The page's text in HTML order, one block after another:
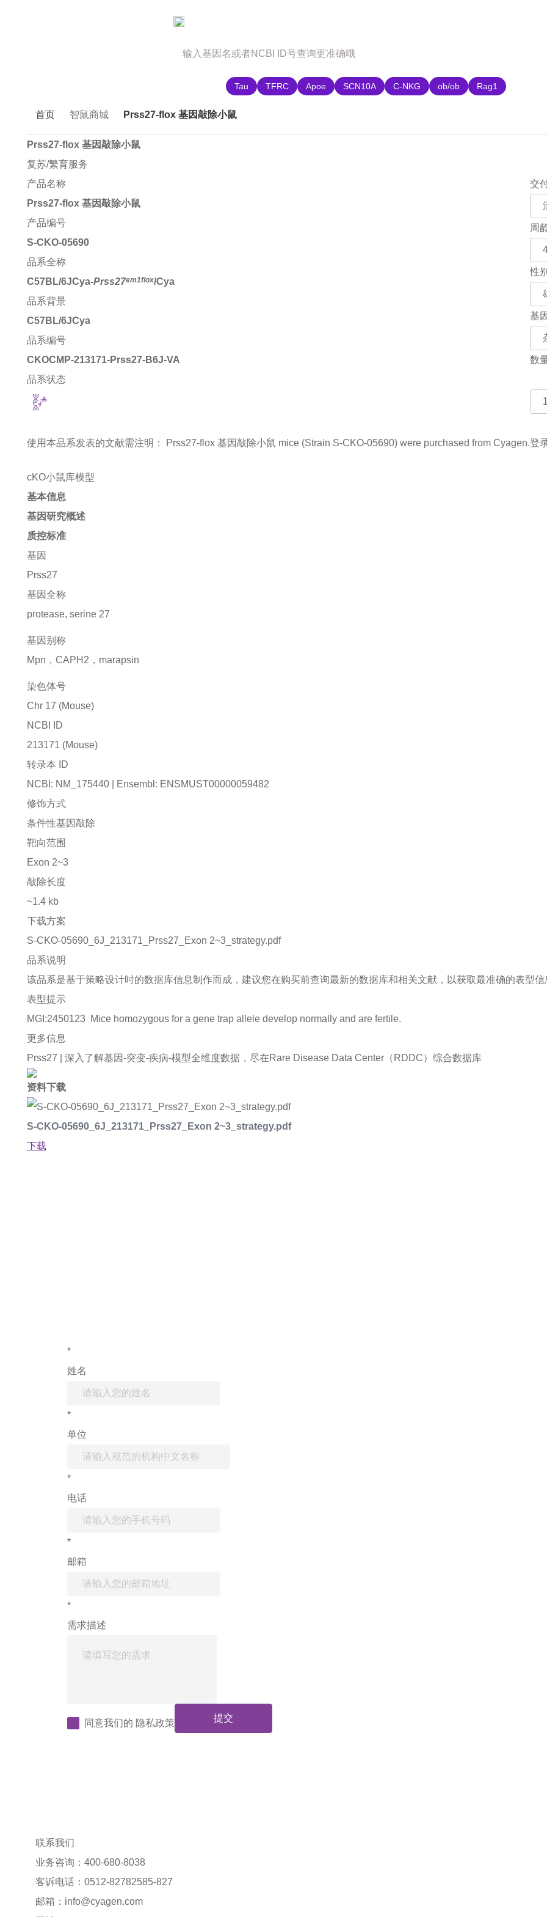
Tau TFRC Apoe SCN10A C-NKG ob/ob Rag1
首页 智鼠商城 Prss27-flox 基因敲除小鼠
Prss27-flox 基因敲除小鼠
复苏/繁育服务
产品名称
Prss27-flox 基因敲除小鼠
产品编号
S-CKO-05690
品系全称
C57BL/6JCya-Prss27em1flox/Cya
品系背景
C57BL/6JCya
品系编号
CKOCMP-213171-Prss27-B6J-VA
品系状态
使用本品系发表的文献需注明： Prss27-flox 基因敲除小鼠 mice (Strain S-CKO-05690) were purchased from Cyagen.
交
周
性
基
数
登
cKO小鼠库模型
基本信息
基因研究概述
质控标准
基因
Prss27
基因全称
protease, serine 27
基因别称
Mpn，CAPH2，marapsin
染色体号
Chr 17 (Mouse)
NCBI ID
213171 (Mouse)
转录本 ID
NCBI: NM_175440 | Ensembl: ENSMUST00000059482
修饰方式
条件性基因敲除
靶向范围
Exon 2~3
敲除长度
~1.4 kb
下载方案
S-CKO-05690_6J_213171_Prss27_Exon 2~3_strategy.pdf
品系说明
该品系是基于策略设计时的数据库信息制作而成，建议您在购买前查询最新的数据库和相关文献，以获取最准确的表型信
表型提示
MGI:2450123 Mice homozygous for a gene trap allele develop normally and are fertile.
更多信息
Prss27 | 深入了解基因-突变-疾病-模型全维度数据，尽在Rare Disease Data Center（RDDC）综合数据库
资料下载
S-CKO-05690_6J_213171_Prss27_Exon 2~3_strategy.pdf
下载
*
姓名
*
单位
*
电话
*
邮箱
*
需求描述
同意我们的 隐私政策 提交
联系我们
业务咨询：400-680-8038
客诉电话：0512-82782585-827
邮箱： info@cyagen.com